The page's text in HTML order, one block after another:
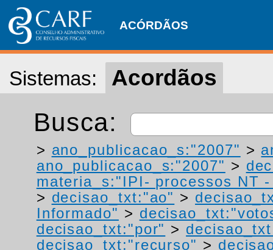
ACÓRDÃOS
Sistemas: Acordãos
Busca:
> ano_publicacao_s:"2007" >
ano_publicacao_s:"2007" >
materia_s:"IPI- processos NT
> decisao_txt:"ao" >
Informado" >
decisao_txt:"por" >
decisao_txt:"recurso" >